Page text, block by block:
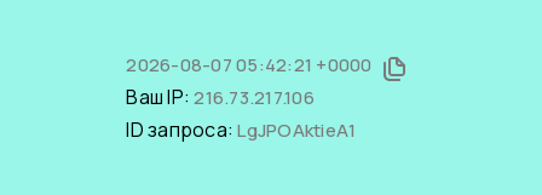
2026-08-07 05:42:21 +0000
Ваш IP:216.73.217.106
ID запроса:LgJPOAktieA1